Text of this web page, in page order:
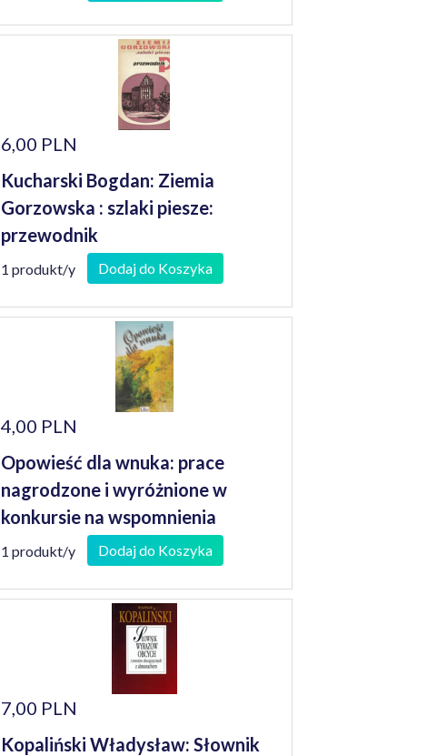
6,00 PLN
Kucharski Bogdan: Ziemia
Gorzowska : szlaki piesze:
przewodnik
1 produkt/y Dodaj do Koszyka
4,00 PLN
Opowieść dla wnuka: prace
nagrodzone i wyróżnione w
konkursie na wspomnienia
seniorów
1 produkt/y Dodaj do Koszyka
7,00 PLN
Kopaliński Władysław: Słownik